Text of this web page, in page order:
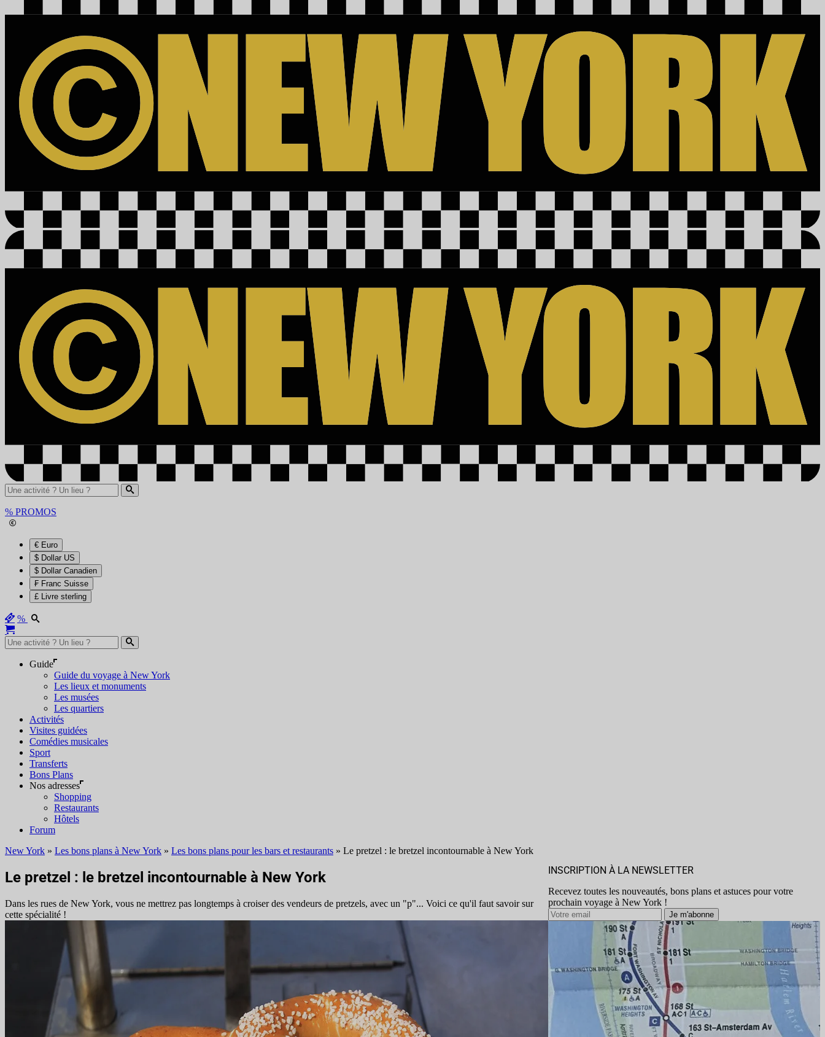
% PROMOS
€ Euro
$ Dollar US
$ Dollar Canadien
₣ Franc Suisse
£ Livre sterling
%
Guide
Guide du voyage à New York
Les lieux et monuments
Les musées
Les quartiers
Activités
Visites guidées
Comédies musicales
Sport
Transferts
Bons Plans
Nos adresses
Shopping
Restaurants
Hôtels
Forum
New York » Les bons plans à New York » Les bons plans pour les bars et restaurants » Le pretzel : le bretzel incontournable à New York
Le pretzel : le bretzel incontournable à New York
Dans les rues de New York, vous ne mettrez pas longtemps à croiser des vendeurs de pretzels, avec un "p"... Voici ce qu'il faut savoir sur
cette spécialité !
INSCRIPTION À LA NEWSLETTER
Recevez toutes les nouveautés, bons plans et astuces pour votre
prochain voyage à New York !
Je m'abonne